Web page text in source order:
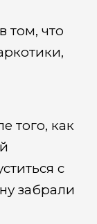
том, что
того, как
с
забрали